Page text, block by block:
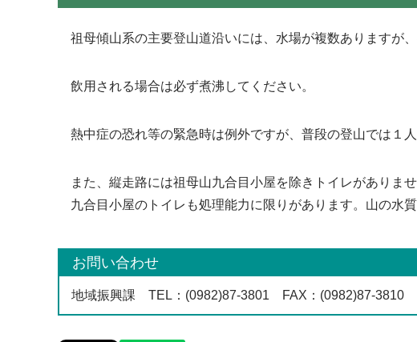
祖母傾山系の主要登山道沿いには、水場が複数ありますが
飲用される場合は必ず煮沸してください。
熱中症の恐れ等の緊急時は例外ですが、普段の登山では１
また、縦走路には祖母山九合目小屋を除きトイレがありませ
九合目小屋のトイレも処理能力に限りがあります。山の水
お問い合わせ
地域振興課 TEL ：(0982)87-3801 FAX ：(0982)87-3810